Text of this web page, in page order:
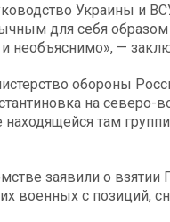
Украины и
для себя образом
и необъяснимо», —
обороны
на северо-
там
заявили о взятии
военных с позиций,